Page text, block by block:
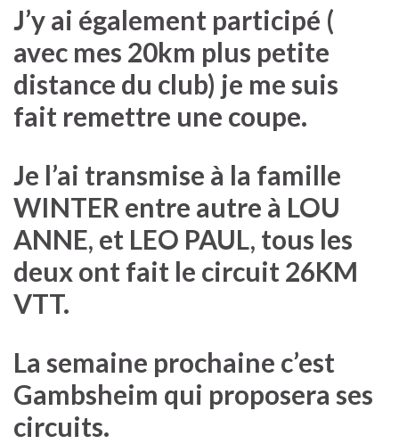
J’y ai également participé (
avec mes 20km plus petite
distance du club) je me suis
fait remettre une coupe.
Je l’ai transmise à la famille
WINTER entre autre à LOU
ANNE, et LEO PAUL, tous les
deux ont fait le circuit 26KM
VTT.
La semaine prochaine c’est
Gambsheim qui proposera ses
circuits.